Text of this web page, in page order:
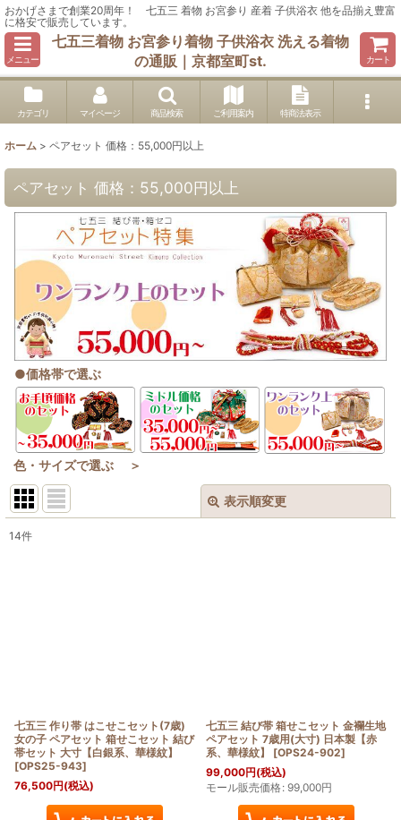
おかげさまで創業20周年！ 七五三 着物 お宮参り 産着 子供浴衣 他を品揃え豊富
に格安で販売しています。
メニュー
七五三着物 お宮参り着物 子供浴衣 洗える着物
の通販｜京都室町st.
カート
カテゴリ マイページ 商品検索 ご利用案内 特商法表示
ホーム > ペアセット 価格：55,000円以上
ペアセット 価格：55,000円以上
●価格帯で選ぶ
色・サイズで選ぶ ＞
表示順変更
14件
七五三 作り帯 はこせこセット(7歳)
女の子 ペアセット 箱せこセット 結び
帯セット 大寸【白銀系、華様紋】
[OPS25-943]
76,500円(税込)
七五三 結び帯 箱せこセット 金襴生地
ペアセット 7歳用(大寸) 日本製【赤
系、華様紋】
[OPS24-902]
99,000円(税込)
モール販売価格: 99,000円